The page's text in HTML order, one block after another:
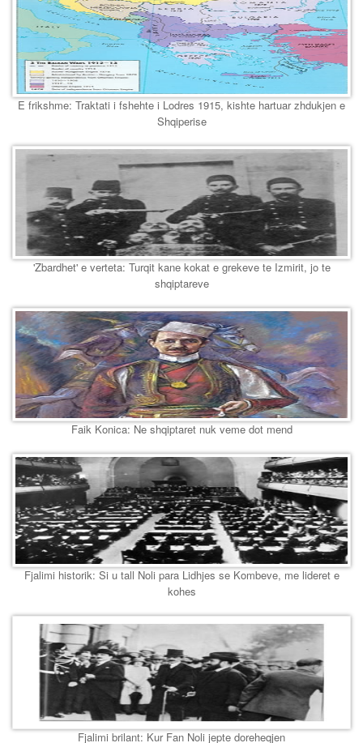
E frikshme: Traktati i fshehte i Lodres 1915, kishte hartuar zhdukjen e
Shqiperise
'Zbardhet' e verteta: Turqit kane kokat e grekeve te Izmirit, jo te
shqiptareve
Faik Konica: Ne shqiptaret nuk veme dot mend
Fjalimi historik: Si u tall Noli para Lidhjes se Kombeve, me lideret e
kohes
Fjalimi brilant: Kur Fan Noli jepte doreheqjen